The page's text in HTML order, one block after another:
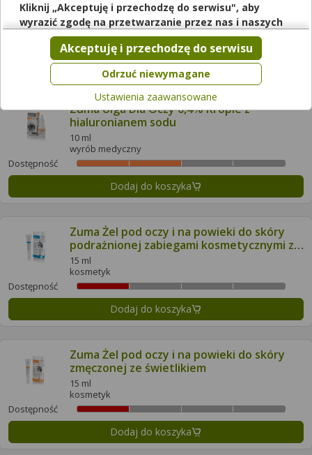
10 ml
wyrób medyczny
Dostępność
Dodaj do koszyka
Zuma Ulga Dla Oczy 0,4% Krople z
hialuronianem sodu
10 ml
wyrób medyczny
Dostępność
Dodaj do koszyka
Zuma Żel pod oczy i na powieki do skóry
podrażnionej zabiegami kosmetycznymi ze
świetlikiem
15 ml
kosmetyk
Dostępność
Dodaj do koszyka
Zuma Żel pod oczy i na powieki do skóry
zmęczonej ze świetlikiem
15 ml
kosmetyk
Dostępność
Dodaj do koszyka
Kliknij „Akceptuję i przechodzę do serwisu", aby
wyrazić zgodę na przetwarzanie przez nas i naszych
partnerów Twoich danych w powyższych celach.
Pamiętaj, że wyrażenie zgody jest dobrowolne, a wyrażoną
zgodę możesz w każdej chwili cofnąć, możesz też wycofać
zgodę na przetwarzanie Twoich danych tylko w niektórych
celach. Jeżeli chcesz dowiedzieć się więcej lub chcesz
przeprowadzić konfigurację szczegółową, to możesz tego
dokonać za pomocą „Ustawień zaawansowanych".
Więcej informacji na temat wykorzystywania narzędzi
zewnętrznych w naszym serwisie znajdziesz wRegulaminie
Odrzuć niewymagane
Akceptuję i przechodzę do serwisu
Ustawienia zaawansowane